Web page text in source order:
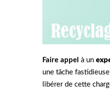
Faire appel à un
une tâche
libérer de cette